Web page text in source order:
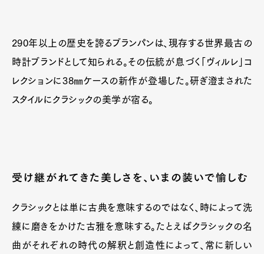
290年以上の歴史を誇るブランパンは、現存する世界最古の
時計ブランドとして知られる。その伝統が息づく「ヴィルレ」コ
レクションに38㎜ケースの新作が登場した。研ぎ澄まされた
スタイルにクラシックの美学が宿る。
受け継がれてきた美しさを、いまの装いで愉しむ
クラシックとは単に古典を意味するのではなく、時によって洗
練に磨きをかけた古雅を意味する。たとえばクラシックの名
曲がそれぞれの時代の解釈と創造性によって、常に新しい